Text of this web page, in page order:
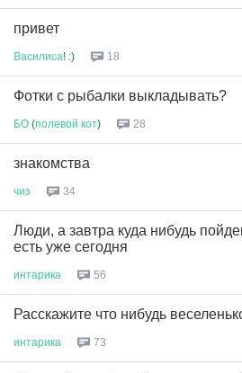
привет
Василиса! :) 18
Фотки с рыбалки выкладывать?
БО (полевой кот) 28
знакомства
чиз 34
Люди, а завтра куда нибудь
есть уже сегодня
интарика 56
Расскажите что нибудь
интарика 73